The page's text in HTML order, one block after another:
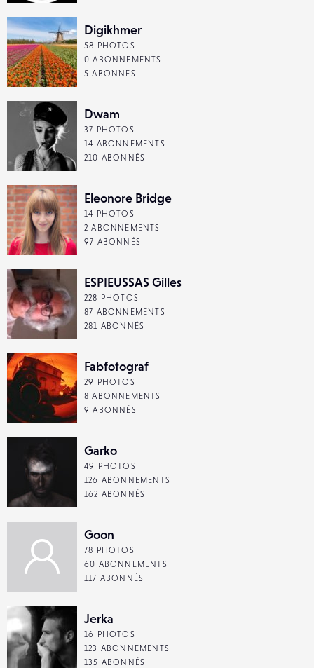
Digikhmer
58 PHOTOS
0 ABONNEMENTS
5 ABONNÉS
Dwam
37 PHOTOS
14 ABONNEMENTS
210 ABONNÉS
Eleonore Bridge
14 PHOTOS
2 ABONNEMENTS
97 ABONNÉS
ESPIEUSSAS Gilles
228 PHOTOS
87 ABONNEMENTS
281 ABONNÉS
Fabfotograf
29 PHOTOS
8 ABONNEMENTS
9 ABONNÉS
Garko
49 PHOTOS
126 ABONNEMENTS
162 ABONNÉS
Goon
78 PHOTOS
60 ABONNEMENTS
117 ABONNÉS
Jerka
16 PHOTOS
123 ABONNEMENTS
135 ABONNÉS